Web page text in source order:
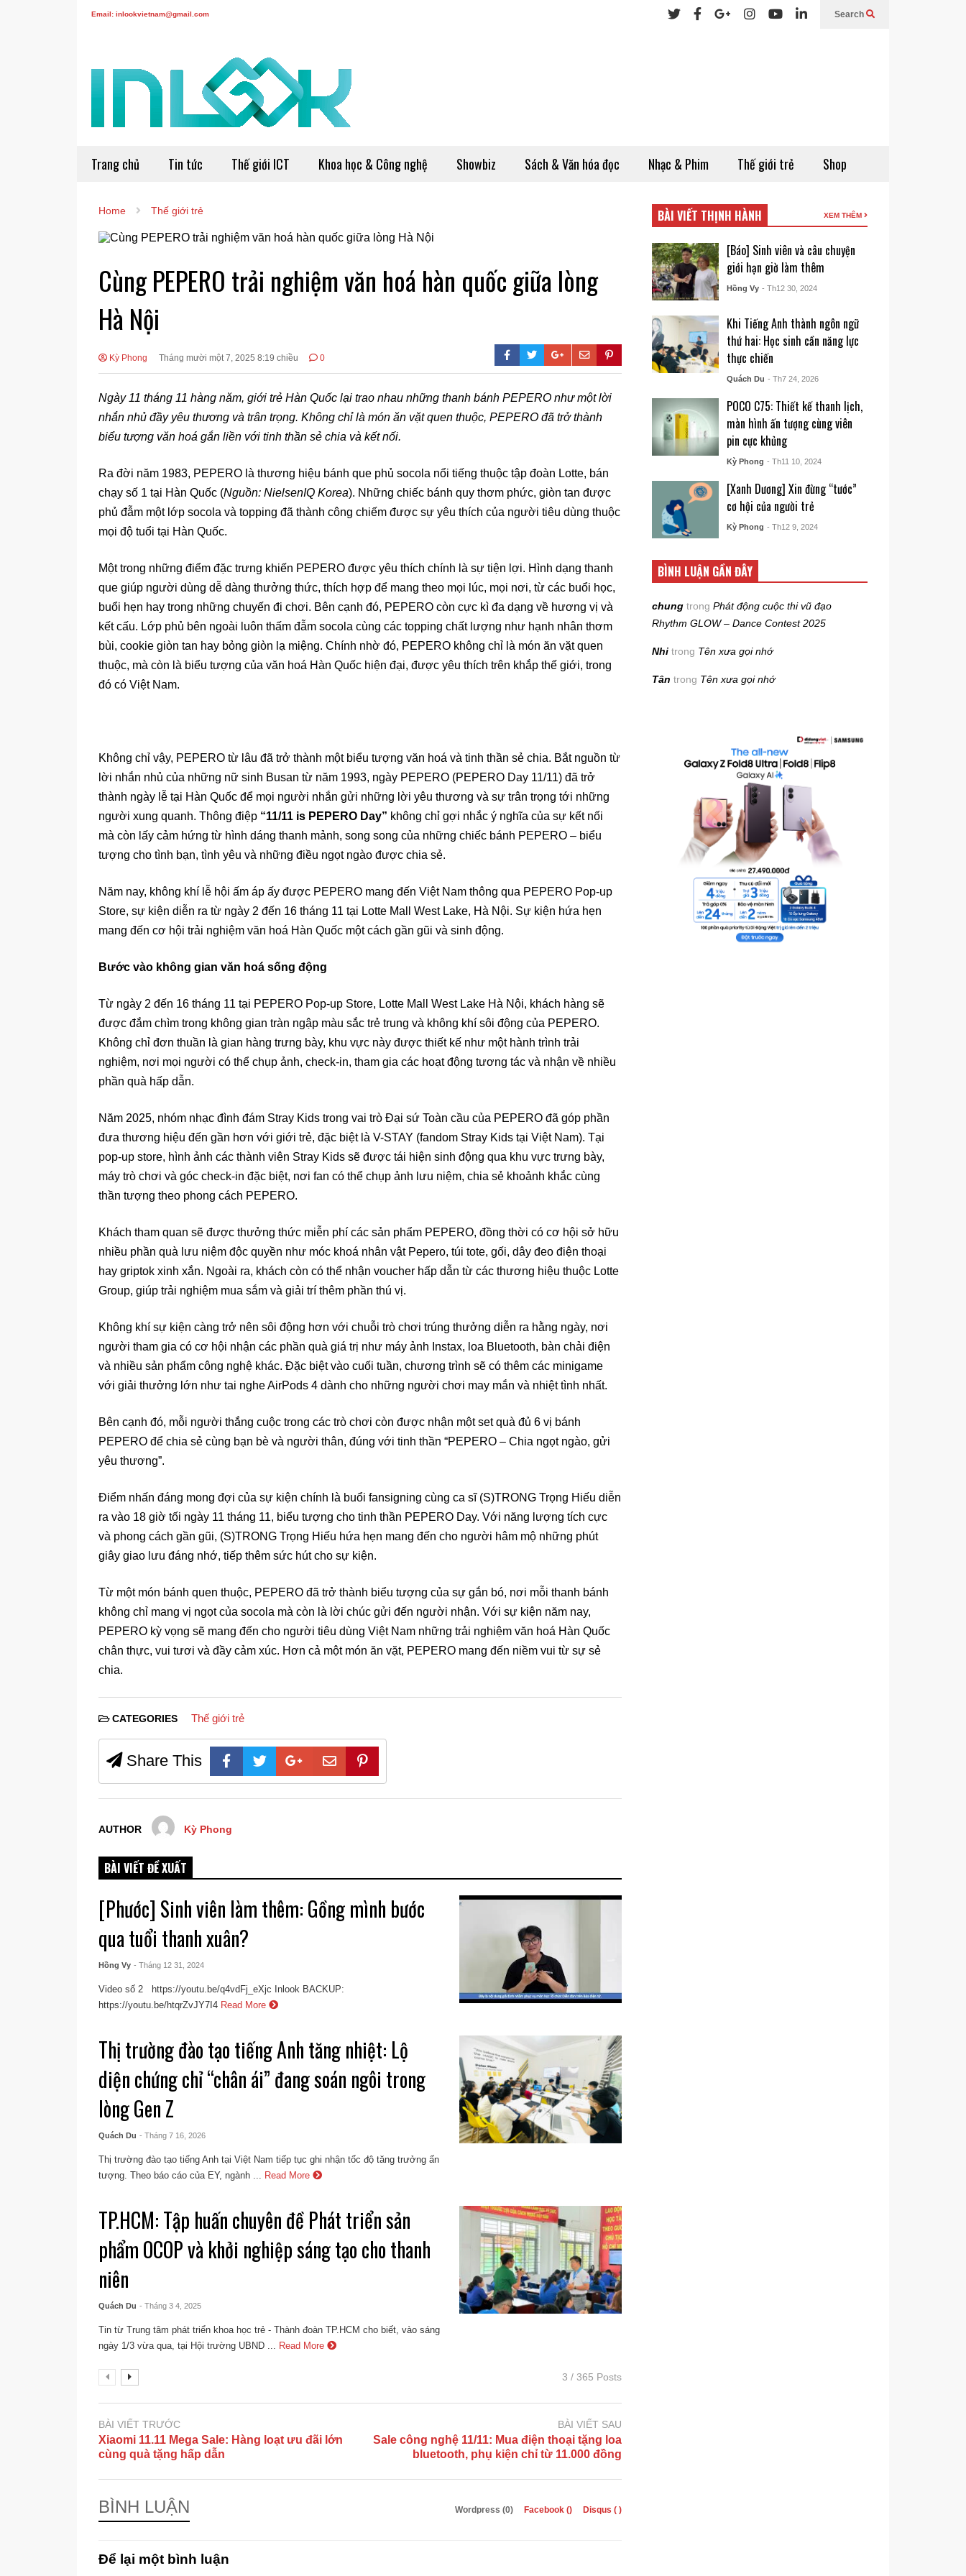
Email: inlookvietnam@gmail.com Search
Trang chủ Tin tức Thế giới ICT Khoa học & Công nghệ Showbiz Sách & Văn hóa đọc Nhạc & Phim Thế giới trẻ Shop
Home Thế giới trẻ
Cùng PEPERO trải nghiệm văn hoá hàn quốc giữa lòng
Hà Nội
Kỳ Phong Tháng mười một 7, 2025 8:19 chiều 0
Ngày 11 tháng 11 hàng năm, giới trẻ Hàn Quốc lại trao nhau những thanh bánh PEPERO như một lời
nhắn nhủ đầy yêu thương và trân trọng. Không chỉ là món ăn vặt quen thuộc, PEPERO đã trở thành
biểu tượng văn hoá gắn liền với tinh thần sẻ chia và kết nối.
Ra đời năm 1983, PEPERO là thương hiệu bánh que phủ socola nổi tiếng thuộc tập đoàn Lotte, bán
chạy số 1 tại Hàn Quốc (Nguồn: NielsenIQ Korea). Những chiếc bánh quy thơm phức, giòn tan được
phủ đẫm một lớp socola và topping đã thành công chiếm được sự yêu thích của người tiêu dùng thuộc
mọi độ tuổi tại Hàn Quốc.
Một trong những điểm đặc trưng khiến PEPERO được yêu thích chính là sự tiện lợi. Hình dạng thanh
que giúp người dùng dễ dàng thưởng thức, thích hợp để mang theo mọi lúc, mọi nơi, từ các buổi học,
buổi hẹn hay trong những chuyến đi chơi. Bên cạnh đó, PEPERO còn cực kì đa dạng về hương vị và
kết cấu. Lớp phủ bên ngoài luôn thấm đẫm socola cùng các topping chất lượng như hạnh nhân thơm
bùi, cookie giòn tan hay bỏng giòn lạ miệng. Chính nhờ đó, PEPERO không chỉ là món ăn vặt quen
thuộc, mà còn là biểu tượng của văn hoá Hàn Quốc hiện đại, được yêu thích trên khắp thế giới, trong
đó có Việt Nam.
Không chỉ vậy, PEPERO từ lâu đã trở thành một biểu tượng văn hoá và tinh thần sẻ chia. Bắt nguồn từ
lời nhắn nhủ của những nữ sinh Busan từ năm 1993, ngày PEPERO (PEPERO Day 11/11) đã trở
thành ngày lễ tại Hàn Quốc để mọi người nhắn gửi những lời yêu thương và sự trân trọng tới những
người xung quanh. Thông điệp “11/11 is PEPERO Day” không chỉ gợi nhắc ý nghĩa của sự kết nối
mà còn lấy cảm hứng từ hình dáng thanh mảnh, song song của những chiếc bánh PEPERO – biểu
tượng cho tình bạn, tình yêu và những điều ngọt ngào được chia sẻ.
Năm nay, không khí lễ hội ấm áp ấy được PEPERO mang đến Việt Nam thông qua PEPERO Pop-up
Store, sự kiện diễn ra từ ngày 2 đến 16 tháng 11 tại Lotte Mall West Lake, Hà Nội. Sự kiện hứa hẹn
mang đến cơ hội trải nghiệm văn hoá Hàn Quốc một cách gần gũi và sinh động.
Bước vào không gian văn hoá sống động
Từ ngày 2 đến 16 tháng 11 tại PEPERO Pop-up Store, Lotte Mall West Lake Hà Nội, khách hàng sẽ
được đắm chìm trong không gian tràn ngập màu sắc trẻ trung và không khí sôi động của PEPERO.
Không chỉ đơn thuần là gian hàng trưng bày, khu vực này được thiết kế như một hành trình trải
nghiệm, nơi mọi người có thể chụp ảnh, check-in, tham gia các hoạt động tương tác và nhận về nhiều
phần quà hấp dẫn.
Năm 2025, nhóm nhạc đình đám Stray Kids trong vai trò Đại sứ Toàn cầu của PEPERO đã góp phần
đưa thương hiệu đến gần hơn với giới trẻ, đặc biệt là V-STAY (fandom Stray Kids tại Việt Nam). Tại
pop-up store, hình ảnh các thành viên Stray Kids sẽ được tái hiện sinh động qua khu vực trưng bày,
máy trò chơi và góc check-in đặc biệt, nơi fan có thể chụp ảnh lưu niệm, chia sẻ khoảnh khắc cùng
thần tượng theo phong cách PEPERO.
Khách tham quan sẽ được thưởng thức miễn phí các sản phẩm PEPERO, đồng thời có cơ hội sở hữu
nhiều phần quà lưu niệm độc quyền như móc khoá nhân vật Pepero, túi tote, gối, dây đeo điện thoại
hay griptok xinh xắn. Ngoài ra, khách còn có thể nhận voucher hấp dẫn từ các thương hiệu thuộc Lotte
Group, giúp trải nghiệm mua sắm và giải trí thêm phần thú vị.
Không khí sự kiện càng trở nên sôi động hơn với chuỗi trò chơi trúng thưởng diễn ra hằng ngày, nơi
người tham gia có cơ hội nhận các phần quà giá trị như máy ảnh Instax, loa Bluetooth, bàn chải điện
và nhiều sản phẩm công nghệ khác. Đặc biệt vào cuối tuần, chương trình sẽ có thêm các minigame
với giải thưởng lớn như tai nghe AirPods 4 dành cho những người chơi may mắn và nhiệt tình nhất.
Bên cạnh đó, mỗi người thắng cuộc trong các trò chơi còn được nhận một set quà đủ 6 vị bánh
PEPERO để chia sẻ cùng bạn bè và người thân, đúng với tinh thần “PEPERO – Chia ngọt ngào, gửi
yêu thương”.
Điểm nhấn đáng mong đợi của sự kiện chính là buổi fansigning cùng ca sĩ (S)TRONG Trọng Hiếu diễn
ra vào 18 giờ tối ngày 11 tháng 11, biểu tượng cho tinh thần PEPERO Day. Với năng lượng tích cực
và phong cách gần gũi, (S)TRONG Trọng Hiếu hứa hẹn mang đến cho người hâm mộ những phút
giây giao lưu đáng nhớ, tiếp thêm sức hút cho sự kiện.
Từ một món bánh quen thuộc, PEPERO đã trở thành biểu tượng của sự gắn bó, nơi mỗi thanh bánh
không chỉ mang vị ngọt của socola mà còn là lời chúc gửi đến người nhận. Với sự kiện năm nay,
PEPERO kỳ vọng sẽ mang đến cho người tiêu dùng Việt Nam những trải nghiệm văn hoá Hàn Quốc
chân thực, vui tươi và đầy cảm xúc. Hơn cả một món ăn vặt, PEPERO mang đến niềm vui từ sự sẻ
chia.
CATEGORIES Thế giới trẻ
Share This
AUTHOR Kỳ Phong
BÀI VIẾT ĐỀ XUẤT
[Phước] Sinh viên làm thêm: Gồng mình bước
qua tuổi thanh xuân?
Hồng Vy - Tháng 12 31, 2024
Video số 2 https://youtu.be/q4vdFj_eXjc Inlook BACKUP:
https://youtu.be/htqrZvJY7I4 Read More
Thị trường đào tạo tiếng Anh tăng nhiệt: Lộ
diện chứng chỉ “chân ái” đang soán ngôi trong
lòng Gen Z
Quách Du - Tháng 7 16, 2026
Thị trường đào tạo tiếng Anh tại Việt Nam tiếp tục ghi nhận tốc độ tăng trưởng ấn
tượng. Theo báo cáo của EY, ngành ...
Read More
TP.HCM: Tập huấn chuyên đề Phát triển sản
phẩm OCOP và khởi nghiệp sáng tạo cho thanh
niên
Quách Du - Tháng 3 4, 2025
Tin từ Trung tâm phát triển khoa học trẻ - Thành đoàn TP.HCM cho biết, vào sáng
ngày 1/3 vừa qua, tại Hội trường UBND ...
Read More
3 / 365 Posts
BÀI VIẾT TRƯỚC
Xiaomi 11.11 Mega Sale: Hàng loạt ưu đãi lớn
cùng quà tặng hấp dẫn
BÀI VIẾT SAU
Sale công nghệ 11/11: Mua điện thoại tặng loa
bluetooth, phụ kiện chỉ từ 11.000 đồng
BÌNH LUẬN Wordpress (0) Facebook () Disqus ( )
Để lại một bình luận
BÀI VIẾT THỊNH HÀNH XEM THÊM
[Báo] Sinh viên và câu chuyện
giới hạn giờ làm thêm
Hồng Vy - Th12 30, 2024
Khi Tiếng Anh thành ngôn ngữ
thứ hai: Học sinh cần năng lực
thực chiến
Quách Du - Th7 24, 2026
POCO C75: Thiết kế thanh lịch,
màn hình ấn tượng cùng viên
pin cực khủng
Kỳ Phong - Th11 10, 2024
[Xanh Dương] Xin đừng “tước”
cơ hội của người trẻ
Kỳ Phong - Th12 9, 2024
BÌNH LUẬN GẦN ĐÂY
chung trongPhát động cuộc thi vũ đạo
Rhythm GLOW – Dance Contest 2025
Nhi trong Tên xưa gọi nhớ
Tân trong Tên xưa gọi nhớ